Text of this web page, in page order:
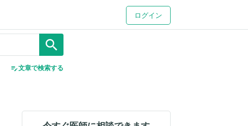
ログイン
search
edit_note文章で検索する